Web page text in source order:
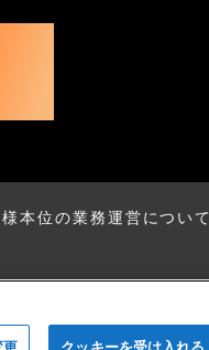
本位の業務運営について
更 クッキーを受け入れる